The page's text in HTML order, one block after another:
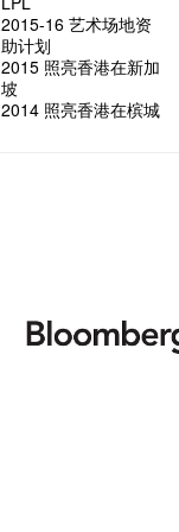
2015-16 艺术场地资
助计划
2015 照亮香港在新加
坡
2014 照亮香港在槟城